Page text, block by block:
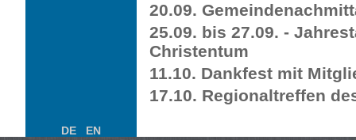
20.09.
25.09. bis 27.09. -
Christentum
11.10. Dankfest mit
17.10. Regionaltreffen
DE EN